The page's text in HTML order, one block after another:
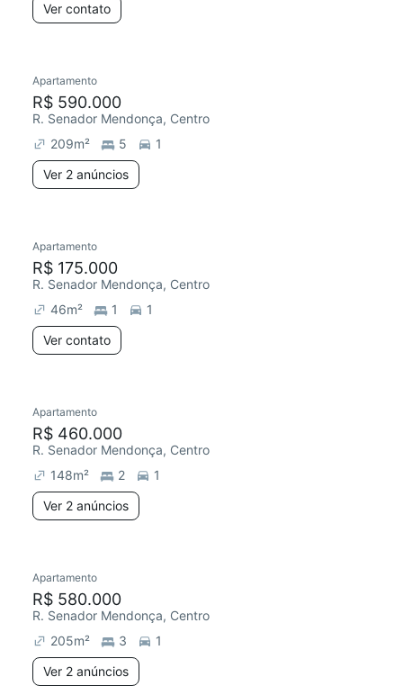
Ver contato
Redecorar
Apartamento
R$ 590.000
R. Senador Mendonça, Centro
209m² 5
1
Ver 2 anúncios
Redecorar
Apartamento
R$ 175.000
R. Senador Mendonça, Centro
46m² 1
1
Ver contato
Apartamento
R$ 460.000
R. Senador Mendonça, Centro
148m² 2
1
Ver 2 anúncios
Apartamento
R$ 580.000
R. Senador Mendonça, Centro
205m² 3
1
Ver 2 anúncios